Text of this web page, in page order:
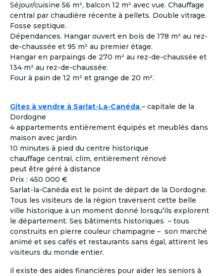
Séjour/cuisine 56 m², balcon 12 m² avec vue. Chauffage
central par chaudière récente à pellets. Double vitrage.
Fosse septique.
Dépendances. Hangar ouvert en bois de 178 m² au rez-
de-chaussée et 95 m² au premier étage.
Hangar en parpaings de 270 m² au rez-de-chaussée et
134 m² au rez-de-chaussée.
Four à pain de 12 m² et grange de 20 m².
Gites à vendre à Sarlat-La-Canéda – capitale de la
Dordogne
4 appartements entièrement équipés et meublés dans
maison avec jardin
10 minutes à pied du centre historique
chauffage central, clim, entièrement rénové
peut être géré à distance
Prix : 450 000 €
Sarlat-la-Canéda est le point de départ de la Dordogne.
Tous les visiteurs de la région traversent cette belle
ville historique à un moment donné lorsqu’ils explorent
le département. Ses bâtiments historiques – tous
construits en pierre couleur champagne – son marché
animé et ses cafés et restaurants sans égal, attirent les
visiteurs du monde entier.
il existe des aides financières pour aider les seniors à
Colouer Intégrer Habitat Partagé
Comment rencontrer des co-acheteurs
compatibles ?
Cohabiting Seniors vous met en relation avec des
des différentes visites de logements adaptés à la
cohabitation.
Co-acheter Peu importe | France - Gard
Souhaite investir dans une co
habitation pour partager tout en étant
autonome.
J’aime bricoler. Je peux m’occuper de
l’informatique et de l’administration.
Je possède déjà une propriété en
région centre où je compte à la retraite
partager mon temps la bas et dans une
maison en Occitanie en co partage :
Hérault ou Gard ou Aude.
À la une
Co-acheteur Apport personnel : 200 000 €